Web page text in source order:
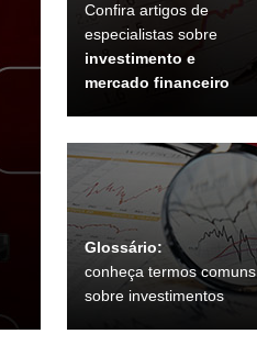
Glossário:
conheça termos comuns
sobre investimentos
Confira artigos de
especialistas sobre
investimento e
mercado financeiro